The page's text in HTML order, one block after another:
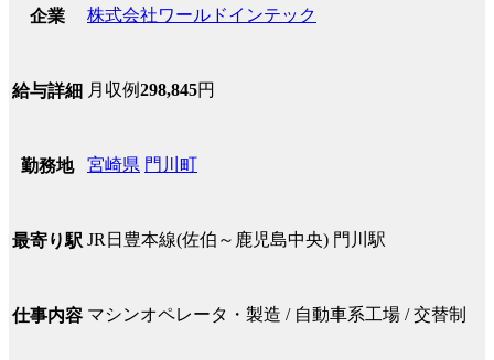
企業 株式会社ワールドインテック
給与詳細 月収例298,845円
勤務地 宮崎県 門川町
最寄り駅 JR日豊本線(佐伯～鹿児島中央) 門川駅
仕事内容 マシンオペレータ・製造 / 自動車系工場 / 交替制